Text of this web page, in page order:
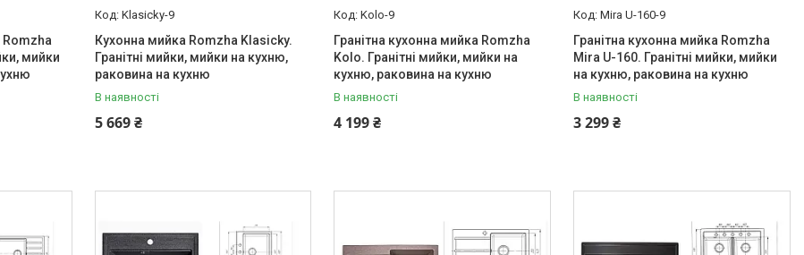
Romzha
мийки
Klasicky-9
Кухонна мийка Romzha Klasicky.
Гранітні мийки, мийки на кухню,
раковина на кухню
В наявності
5 669 ₴
Kolo-9
Гранітна кухонна мийка Romzha
Kolo. Гранітні мийки, мийки на
кухню, раковина на кухню
В наявності
4 199 ₴
Mira U-160-9
Гранітна кухонна мийка Romzha
Mira U-160. Гранітні мийки, мийки
на кухню, раковина на кухню
В наявності
3 299 ₴